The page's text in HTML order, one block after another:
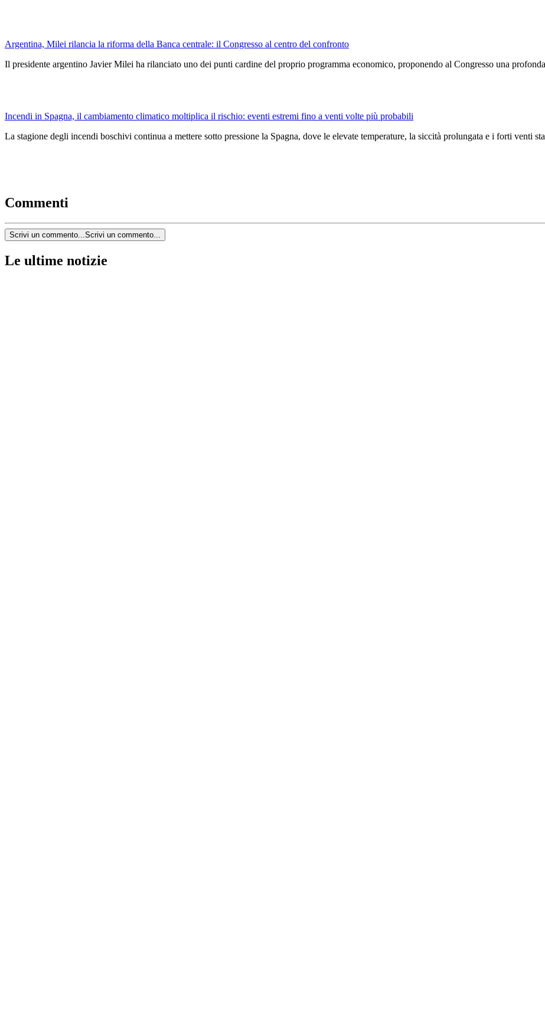
Argentina, Milei rilancia la riforma della Banca centrale: il Congresso al centro del confronto
Il presidente argentino Javier Milei ha rilanciato uno dei punti cardine del proprio programma economico, proponendo al Congresso una
Incendi in Spagna, il cambiamento climatico moltiplica il rischio: eventi estremi fino a venti volte più probabili
La stagione degli incendi boschivi continua a mettere sotto pressione la Spagna, dove le elevate temperature, la siccità prolungata e i forti venti
Commenti
Scrivi un commento... Scrivi un commento...
Le ultime notizie